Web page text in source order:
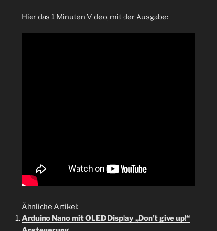
Hier das 1 Minuten Video, mit der Ausgabe:
Ähnliche Artikel:
Arduino Nano mit OLED Display „Don’t give up!“